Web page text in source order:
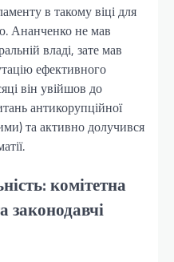
в такому віці для
Ананченко не мав
владі, зате мав
ефективного
він увійшов до
антикорупційної
та активно долучився
комітетна
законодавчі